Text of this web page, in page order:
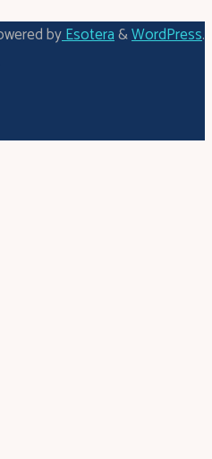
byEsotera&WordPress.